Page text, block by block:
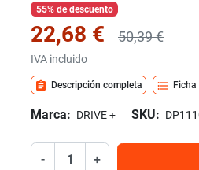
55% de descuento
22,68 € 50,39 €
IVA incluido
assignment Descripción completa format_list_bulleted Ficha
Marca: DRIVE + SKU:
- +